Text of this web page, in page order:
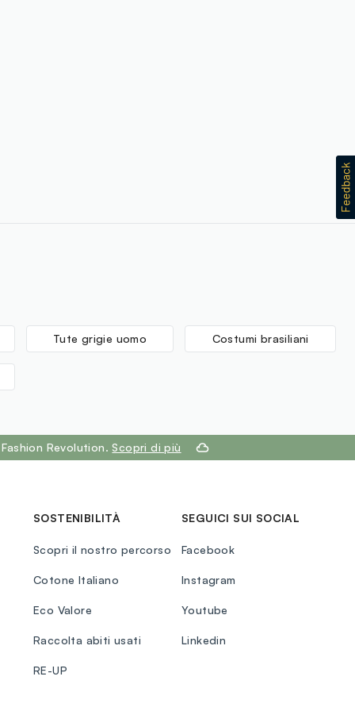
Tute grigie uomo Costumi brasiliani
Revolution. Scopri di più
SOSTENIBILITÀ
Scopri il nostro percorso
Cotone Italiano
Eco Valore
Raccolta abiti usati
RE-UP
SEGUICI SUI SOCIAL
Facebook
Instagram
Youtube
Linkedin